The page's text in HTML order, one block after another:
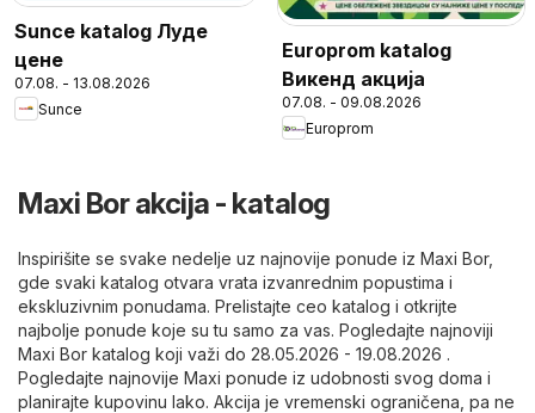
Sunce katalog Луде
цене
07.08. - 13.08.2026
Sunce
Europrom katalog
Викенд акција
07.08. - 09.08.2026
Europrom
Maxi Bor akcija - katalog
Inspirišite se svake nedelje uz najnovije ponude iz Maxi Bor,
gde svaki katalog otvara vrata izvanrednim popustima i
ekskluzivnim ponudama. Prelistajte ceo katalog i otkrijte
najbolje ponude koje su tu samo za vas. Pogledajte najnoviji
Maxi Bor katalog koji važi do 28.05.2026 - 19.08.2026 .
Pogledajte najnovije Maxi ponude iz udobnosti svog doma i
planirajte kupovinu lako. Akcija je vremenski ograničena, pa ne